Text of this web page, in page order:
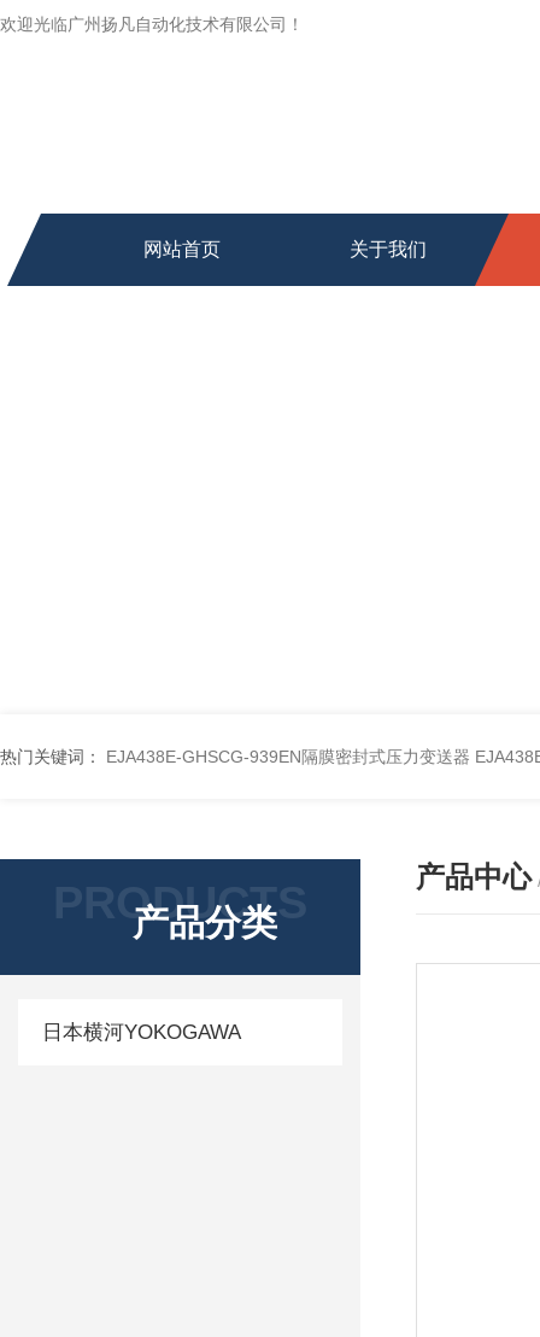
欢迎光临广州扬凡自动化技术有限公司！
网站首页 关于我们
热门关键词： EJA438E-GHSCG-939EN隔膜密封式压力变送器
PRODUCTS
产品分类
日本横河YOKOGAWA
产品中心